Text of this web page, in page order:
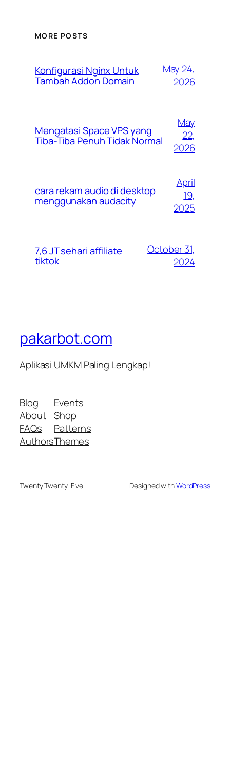
MORE POSTS
Konfigurasi Nginx Untuk
Tambah Addon Domain
May 24,
2026
Mengatasi Space VPS yang
Tiba-Tiba Penuh Tidak Normal
May
22,
2026
cara rekam audio di desktop
menggunakan audacity
April
19,
2025
7,6 JT sehari affiliate
tiktok
October 31,
2024
pakarbot.com
Aplikasi UMKM Paling Lengkap!
Blog
About
FAQs
Authors
Events
Shop
Patterns
Themes
Twenty Twenty-Five Designed withWordPress